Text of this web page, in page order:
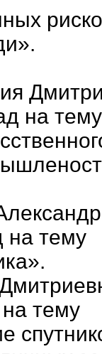
на тему
на тему
тему